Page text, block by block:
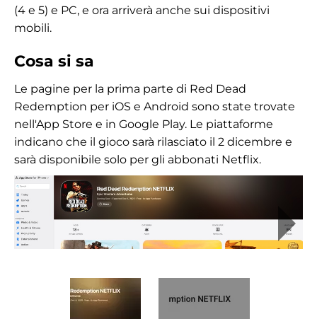
(4 e 5) e PC, e ora arriverà anche sui dispositivi
mobili.
Cosa si sa
Le pagine per la prima parte di Red Dead
Redemption per iOS e Android sono state trovate
nell'App Store e in Google Play. Le piattaforme
indicano che il gioco sarà rilasciato il 2 dicembre e
sarà disponibile solo per gli abbonati Netflix.